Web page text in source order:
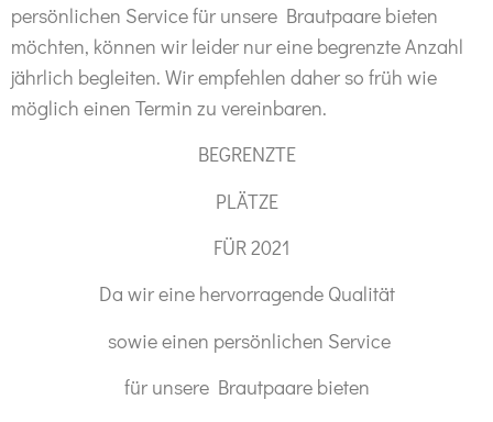
persönlichen Service für unsere Brautpaare bieten
möchten, können wir leider nur eine begrenzte Anzahl
jährlich begleiten. Wir empfehlen daher so früh wie
möglich einen Termin zu vereinbaren.
BEGRENZTE
PLÄTZE
FÜR2021
Da wir eine hervorragende Qualität
sowieeinen persönlichen Service
für unsere Brautpaare bieten